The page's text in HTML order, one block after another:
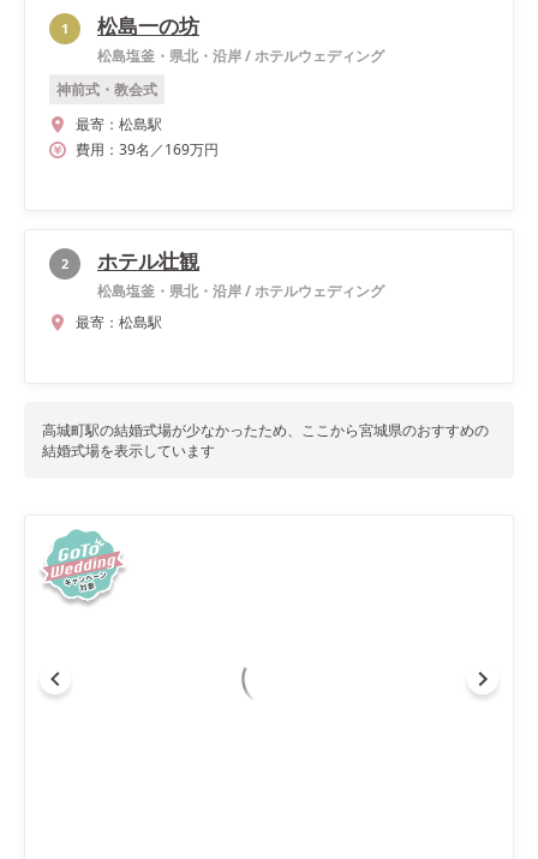
1
松島塩釜・県北・沿岸/ホテルウェディング
松島一の坊
神前式・教会式
最寄： 松島駅
費用： 39名 ／169万円
2
松島塩釜・県北・沿岸/ホテルウェディング
ホテル壮観
最寄： 松島駅
高城町駅の結婚式場が少なかったため、ここから宮城県のおすすめの
結婚式場を表示しています